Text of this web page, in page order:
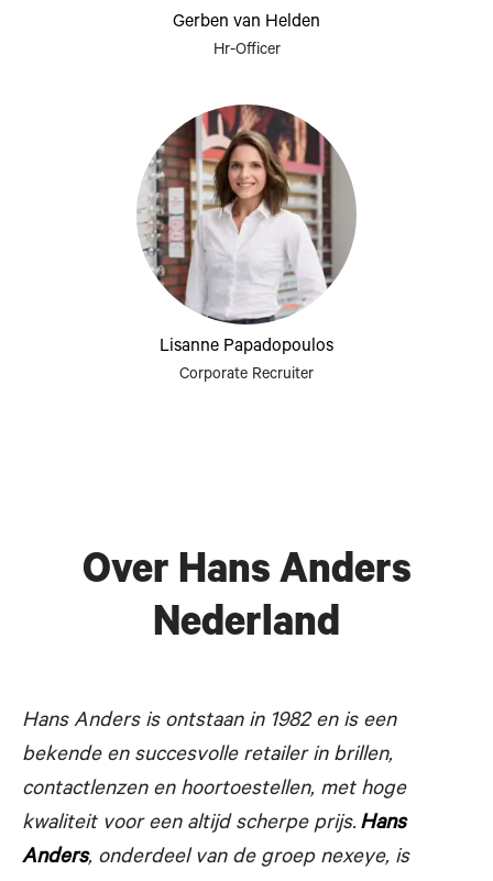
Gerben van Helden
Hr-Officer
Lisanne Papadopoulos
Corporate Recruiter
Over Hans Anders
Nederland
Hans Anders is ontstaan in 1982 en is een
bekende en succesvolle retailer in brillen,
contactlenzen en hoortoestellen, met hoge
kwaliteit voor een altijd scherpe prijs. Hans
Anders, onderdeel van de groep nexeye, is